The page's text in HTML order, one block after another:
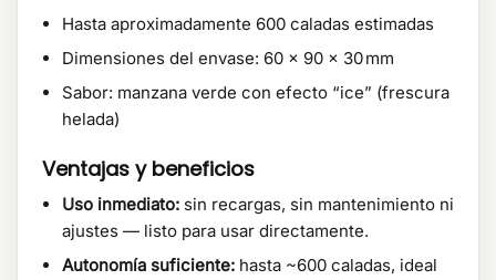
Hasta aproximadamente 600 caladas estimadas
Dimensiones del envase: 60 × 90 × 30 mm
Sabor: manzana verde con efecto “ice” (frescura
helada)
Ventajas y beneficios
Uso inmediato: sin recargas, sin mantenimiento ni
ajustes — listo para usar directamente.
Autonomía suficiente: hasta ~600 caladas, ideal